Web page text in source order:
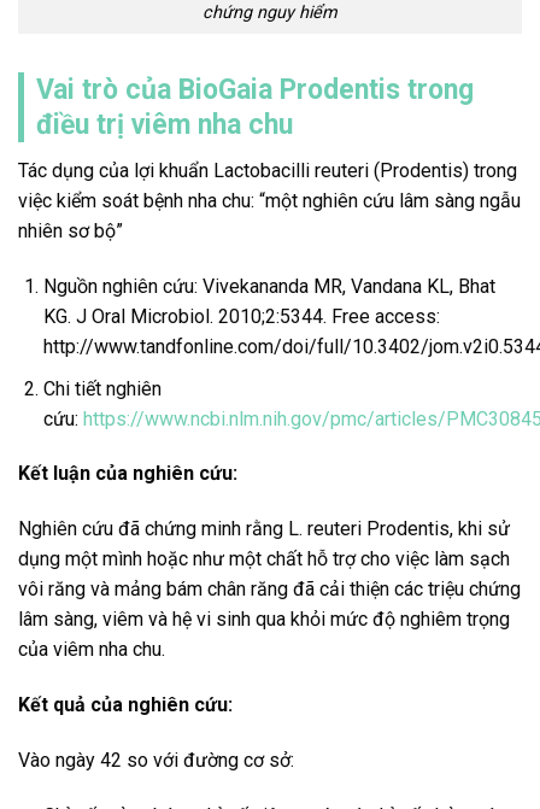
chứng nguy hiểm
Vai trò của BioGaia Prodentis trong
điều trị viêm nha chu
Tác dụng của lợi khuẩn Lactobacilli reuteri (Prodentis) trong
việc kiểm soát bệnh nha chu: “một nghiên cứu lâm sàng ngẫu
nhiên sơ bộ”
Nguồn nghiên cứu: Vivekananda MR, Vandana KL, Bhat
KG. J Oral Microbiol. 2010;2:5344. Free access:
http://www.tandfonline.com/doi/full/10.3402/
Chi tiết nghiên
cứu: https://www.ncbi.nlm.nih.gov/pmc/articles/
Kết luận của nghiên cứu:
Nghiên cứu đã chứng minh rằng L. reuteri Prodentis, khi sử
dụng một mình hoặc như một chất hỗ trợ cho việc làm sạch
vôi răng và mảng bám chân răng đã cải thiện các triệu chứng
lâm sàng, viêm và hệ vi sinh qua khỏi mức độ nghiêm trọng
của viêm nha chu.
Kết quả của nghiên cứu:
Vào ngày 42 so với đường cơ sở: